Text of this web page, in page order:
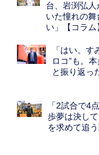
台、岩渕弘人
いた憧れの
い」【コラム
「はい。
ロコ”も。
と振り返っ
「2試合で4
歩夢は決し
を求めて追